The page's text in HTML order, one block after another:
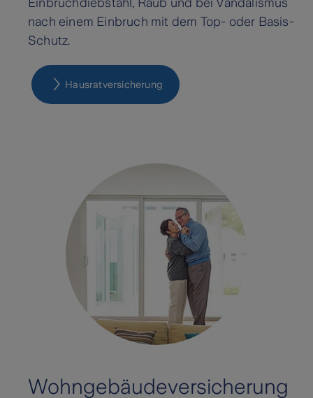
Einbruchdiebstahl, Raub und bei Vandalismus
nach einem Einbruch mit dem Top- oder Basis-
Schutz.
Hausrat­versicherung
Wohngebäudeversicherung